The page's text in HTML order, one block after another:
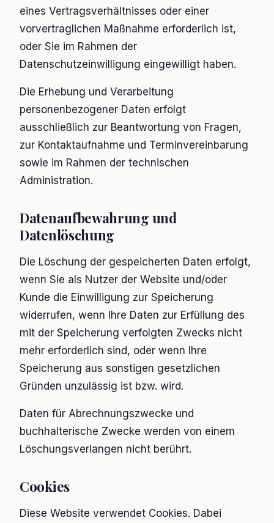
eines Vertragsverhältnisses oder einer
vorvertraglichen Maßnahme erforderlich ist,
oder Sie im Rahmen der
Datenschutzeinwilligung eingewilligt haben.
Die Erhebung und Verarbeitung
personenbezogener Daten erfolgt
ausschließlich zur Beantwortung von Fragen,
zur Kontaktaufnahme und Terminvereinbarung
sowie im Rahmen der technischen
Administration.
Datenaufbewahrung und
Datenlöschung
Die Löschung der gespeicherten Daten erfolgt,
wenn Sie als Nutzer der Website und/oder
Kunde die Einwilligung zur Speicherung
widerrufen, wenn Ihre Daten zur Erfüllung des
mit der Speicherung verfolgten Zwecks nicht
mehr erforderlich sind, oder wenn Ihre
Speicherung aus sonstigen gesetzlichen
Gründen unzulässig ist bzw. wird.
Daten für Abrechnungszwecke und
buchhalterische Zwecke werden von einem
Löschungsverlangen nicht berührt.
Cookies
Diese Website verwendet Cookies. Dabei